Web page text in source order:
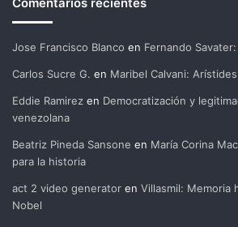
Jose Francisco Blanco en Fernando
Carlos Sucre G. en Maribel Calvani:
Eddie Ramirez en Democratización y
venezolana
Beatriz Pineda Sansone en María Corina
para la historia
act 2 video generator en Villasmil: Memoria
Nobel